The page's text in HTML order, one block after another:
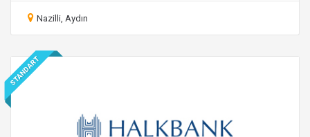
Nazilli, Aydın
STANDART